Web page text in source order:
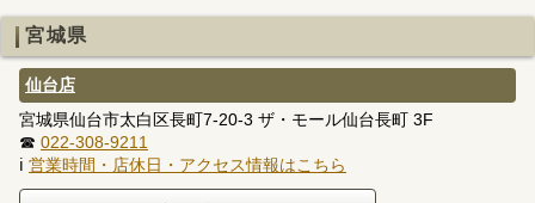
宮城県
仙台店
宮城県仙台市太白区長町7-20-3 ザ・モール仙台長町 3F
☎ 022-308-9211
ℹ 営業時間・店休日・アクセス情報はこちら